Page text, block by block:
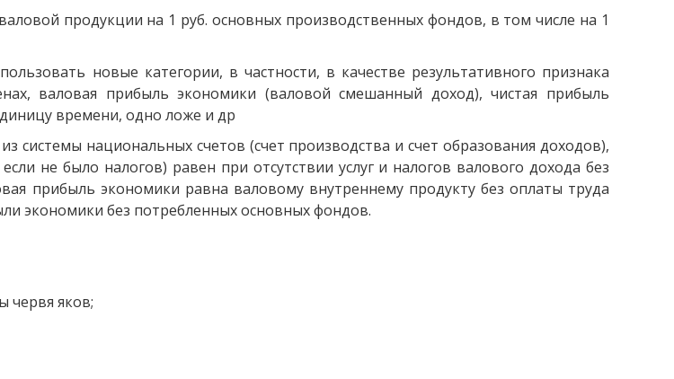
продукции на 1 руб. основных производственных фондов, в том числе на 1
новые категории, в частности, в качестве результативного признака
валовая прибыль экономики (валовой смешанный доход), чистая прибыль
времени, одно ложе и др
системы национальных счетов (счет производства и счет образования доходов),
не было налогов) равен при отсутствии услуг и налогов валового дохода без
прибыль экономики равна валовому внутреннему продукту без оплаты труда
экономики без потребленных основных фондов.
червя яков;